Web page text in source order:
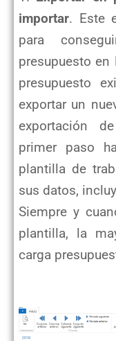
importar. Este
para
presupuesto en
presupuesto
exportar un
exportación
primer paso
plantilla de
sus datos,
Siempre y
plantilla, la
carga